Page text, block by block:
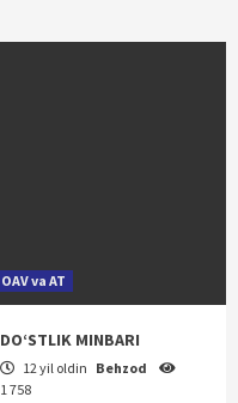
OAV va AT
DO‘STLIK MINBARI
12 yil oldin Behzod
1 758